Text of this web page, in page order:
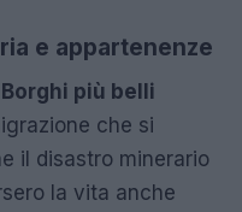
e appartenenze
Borghi più belli
che si
il disastro minerario
la vita anche